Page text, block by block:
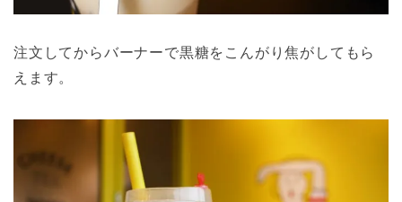
注文してからバーナーで黒糖をこんがり焦がしてもら
えます。